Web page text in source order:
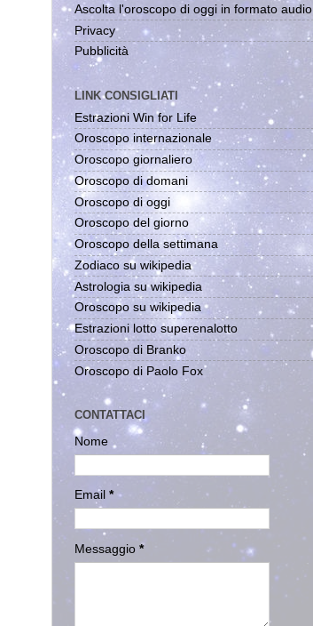
Ascolta l'oroscopo di oggi in formato audio
Privacy
Pubblicità
LINK CONSIGLIATI
Estrazioni Win for Life
Oroscopo internazionale
Oroscopo giornaliero
Oroscopo di domani
Oroscopo di oggi
Oroscopo del giorno
Oroscopo della settimana
Zodiaco su wikipedia
Astrologia su wikipedia
Oroscopo su wikipedia
Estrazioni lotto superenalotto
Oroscopo di Branko
Oroscopo di Paolo Fox
CONTATTACI
Nome
Email *
Messaggio *